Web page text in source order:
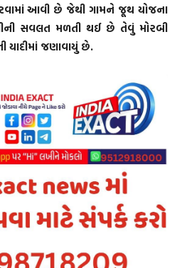
આવી છે જેથી ગામને જૂથ યોજના
સવલત મળતી થઈ છે તેવું મોરબી
યાદીમાં જણાવાયું છે.